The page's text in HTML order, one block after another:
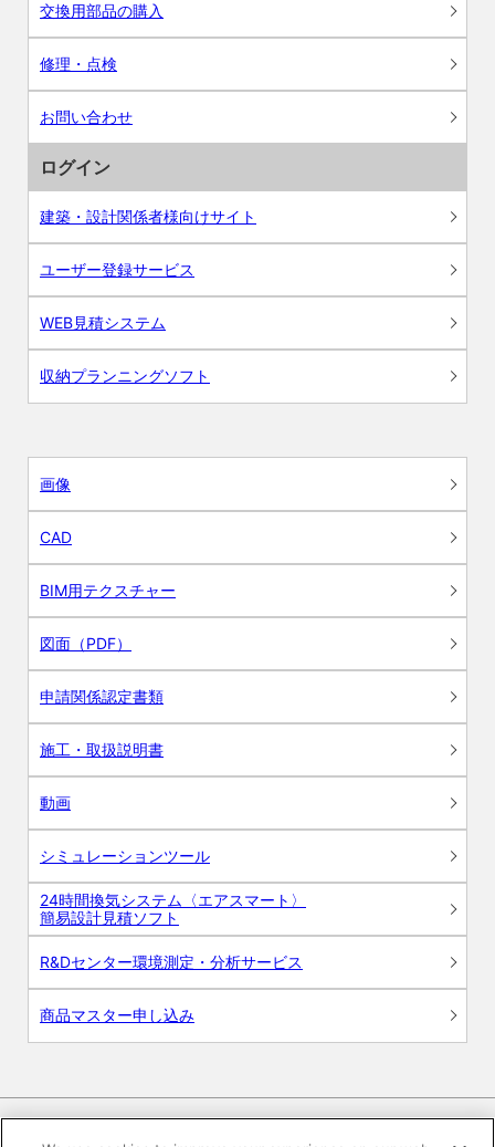
交換用部品の購入
修理・点検
お問い合わせ
ログイン
建築・設計関係者様向けサイト
ユーザー登録サービス
WEB見積システム
収納プランニングソフト
画像
CAD
BIM用テクスチャー
図面（PDF）
申請関係認定書類
施工・取扱説明書
動画
シミュレーションツール
24時間換気システム〈エアスマート〉
簡易設計見積ソフト
R&Dセンター環境測定・分析サービス
商品マスター申し込み